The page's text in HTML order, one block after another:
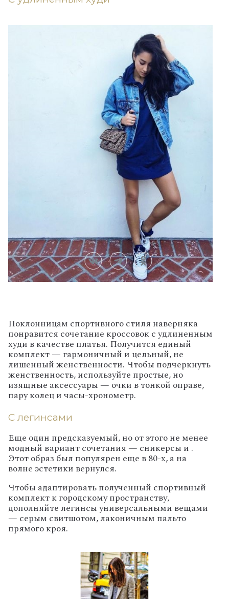
Поклонницам спортивного стиля наверняка
понравится сочетание кроссовок с удлиненным
худи в качестве платья. Получится единый
комплект — гармоничный и цельный, не
лишенный женственности. Чтобы подчеркнуть
женственность, используйте простые, но
изящные аксессуары — очки в тонкой оправе,
пару колец и часы-хронометр.
С легинсами
Еще один предсказуемый, но от этого не менее
модный вариант сочетания — сникерсы и .
Этот образ был популярен еще в 80-х, а на
волне эстетики вернулся.
Чтобы адаптировать полученный спортивный
комплект к городскому пространству,
дополняйте легинсы универсальными вещами
— серым свитшотом, лаконичным пальто
прямого кроя.